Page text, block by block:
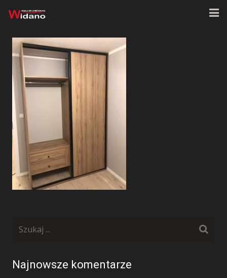
Strona główna
O firmie
Oferta
Kontakt
Najnowsze komentarze